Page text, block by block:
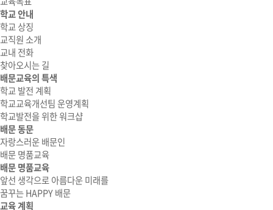
학교 안내
학교 상징
교직원 소개
교내 전화
찾아오시는 길
배문교육의 특색
학교 발전 계획
학교교육개선팀 운영계획
학교발전을 위한 워크샵
배문 동문
자랑스러운 배문인
배문 명품교육
배문 명품교육
앞선 생각으로 아름다운 미래를
꿈꾸는 HAPPY 배문
교육 계획